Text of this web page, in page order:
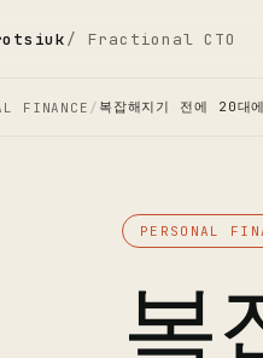
/ Fractional CTO
FINANCE / 복잡해지기 전에 20대
PERSONAL
복